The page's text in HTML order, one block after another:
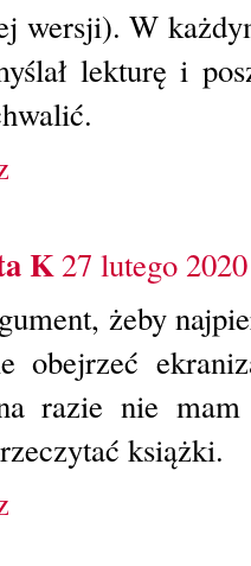
wersji). W
lekturę i
K27 lutego
żeby
obejrzeć
razie nie mam
książki.